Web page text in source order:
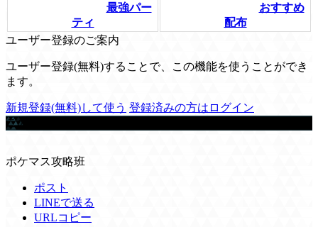
最強パー
ティ
おすすめ
配布
ユーザー登録のご案内
ユーザー登録(無料)することで、この機能を使うことができ
ます。
新規登録(無料)して使う 登録済みの方はログイン
この記事を書いた人
ポケマス攻略班
ポスト
LINEで送る
URLコピー